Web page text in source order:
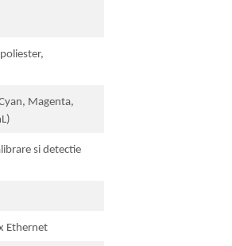
Magenta,
si detectie
Ethernet